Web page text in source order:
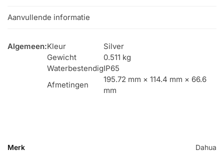
Aanvullende informatie
Algemeen:Kleur
Silver
Gewicht
0.511 kg
WaterbestendigIP65
Afmetingen
195.72 mm × 114.4 mm × 66.6
mm
Merk Dahua